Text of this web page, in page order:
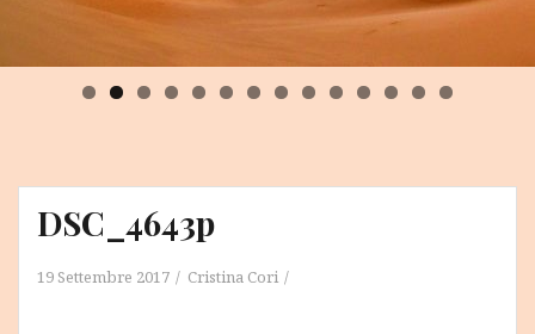
0 1 2 3 4
DSC_4643p
19 Settembre 2017 Cristina Cori